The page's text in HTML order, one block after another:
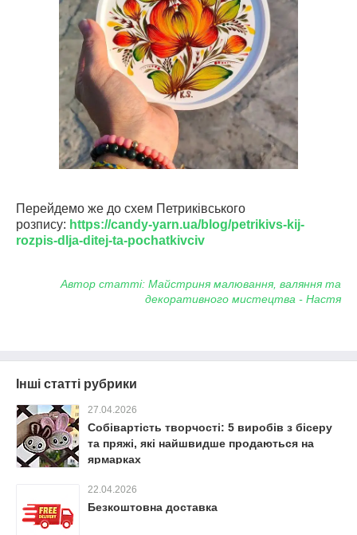
Перейдемо же до схем Петриківського
розпису: https://candy-yarn.ua/blog/petrikivs-kij-
rozpis-dlja-ditej-ta-pochatkivciv
Автор статті: Майстриня малювання, валяння та
декоративного мистецтва - Настя
Інші статті рубрики
27.04.2026
Собівартість творчості: 5 виробів з бісеру
та пряжі, які найшвидше продаються на
ярмарках
22.04.2026
Безкоштовна доставка